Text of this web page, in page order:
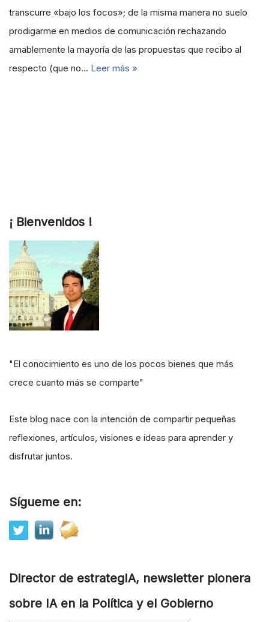
transcurre «bajo los focos»; de la misma manera no suelo
prodigarme en medios de comunicación rechazando
amablemente la mayoría de las propuestas que recibo al
respecto (que no… Leer más »
¡ Bienvenidos !
"El conocimiento es uno de los pocos bienes que más
crece cuanto más se comparte"
Este blog nace con la intención de compartir pequeñas
reflexiones, artículos, visiones e ideas para aprender y
disfrutar juntos.
Sígueme en:
Director de estrategIA, newsletter pionera
sobre IA en la Política y el Gobierno